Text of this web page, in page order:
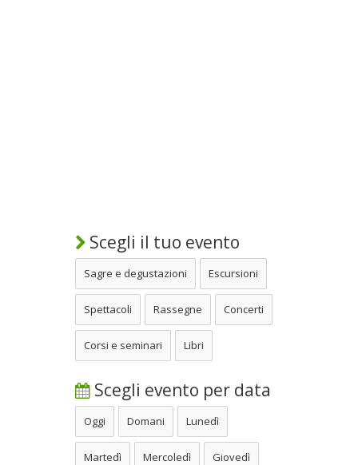
Scegli il tuo evento
Sagre e degustazioni Escursioni
Spettacoli Rassegne Concerti
Corsi e seminari Libri
Scegli evento per data
Oggi Domani Lunedì
Martedì Mercoledì Giovedì